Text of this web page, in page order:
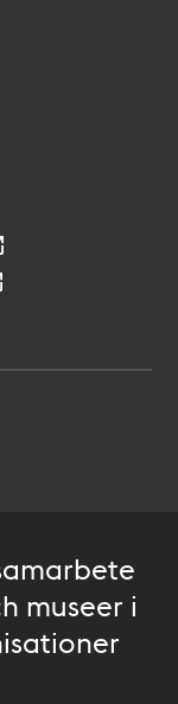
museer i